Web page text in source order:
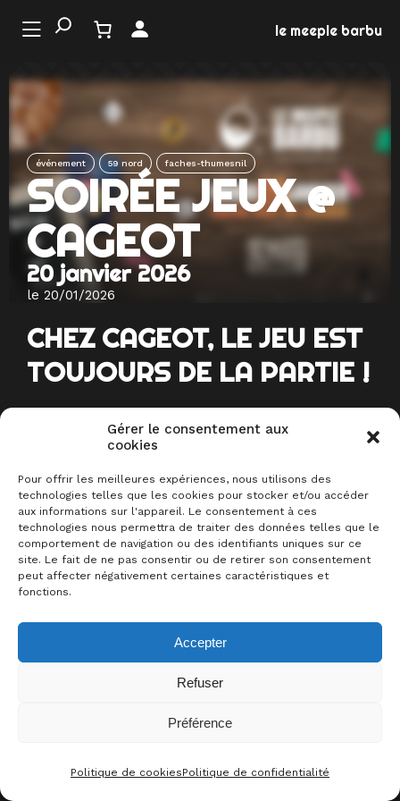
Gérer le consentement aux
cookies
Pour offrir les meilleures expériences, nous utilisons des
technologies telles que les cookies pour stocker et/ou accéder
aux informations sur l'appareil. Le consentement à ces
technologies nous permettra de traiter des données telles que le
comportement de navigation ou des identifiants uniques sur ce
site. Le fait de ne pas consentir ou de retirer son consentement
peut affecter négativement certaines caractéristiques et
fonctions.
Accepter
Refuser
Préférence
Politique de cookiesPolitique de confidentialité
le meeple barbu
événement 59 nord faches-thumesnil
SOIRÉE JEUX @
CAGEOT
20 janvier 2026
le 20/01/2026
CHEZ CAGEOT, LE JEU EST
TOUJOURS DE LA PARTIE !
Ambiance conviviale garantie
parties rapides, défis stratégiques
et éclats de rire vous attendent à
chaque table.
Le Meeple Barbu , votre sommelier
du jeu, sera là pour vous dénicher
l’occasion rêvée de partager un bon
rencontres autour d’une partieCONTACT